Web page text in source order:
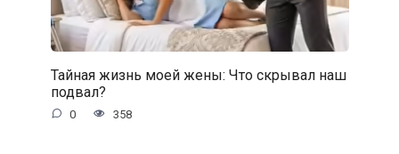
Тайная жизнь моей жены: Что скрывал наш
подвал?
0 358